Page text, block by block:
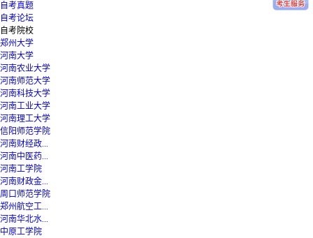
自考真题
自考论坛
自考院校
郑州大学
河南大学
河南农业大学
河南师范大学
河南科技大学
河南工业大学
河南理工大学
信阳师范学院
河南财经政...
河南中医药...
河南工学院
河南财政金...
周口师范学院
郑州航空工...
河南华北水...
中原工学院